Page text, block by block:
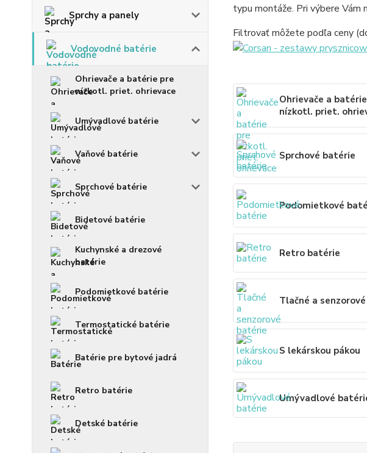
Sprchy a panely
Vodovodné batérie
Ohrievače a batérie pre
nízkotl. priet. ohrievace
Umývadlové batérie
Vaňové batérie
Sprchové batérie
Bidetové batérie
Kuchynské a drezové
batérie
Podomietkové batérie
Termostatické batérie
Batérie pre bytové jadrá
Retro batérie
Detské batérie
typu montáže. Pri výbere Vám
Filtrovať môžete podľa ceny
Ohrievače a
nízkotl. priet.
Sprchové batérie
Podomietkové
Retro batérie
Tlačné a
S lekárskou pákou
Umývadlové